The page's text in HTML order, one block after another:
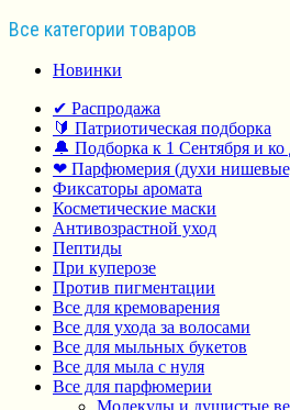
Все категории товаров
Новинки
✔ Распродажа
🔰 Патриотическая подборка
🔔 Подборка к 1 Сентября и
❤ Парфюмерия (духи
Фиксаторы аромата
Косметические маски
Антивозрастной уход
Пептиды
При куперозе
Против пигментации
Все для кремоварения
Все для ухода за волосами
Все для мыльных букетов
Все для мыла с нуля
Все для парфюмерии